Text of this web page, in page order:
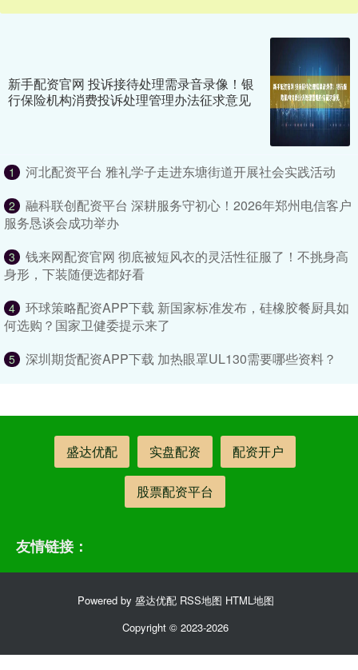
新手配资官网 投诉接待处理需录音录像！银
行保险机构消费投诉处理管理办法征求意见
1 河北配资平台 雅礼学子走进东塘街道开展社会实践活动
2
融科联创配资平台 深耕服务守初心！2026年郑州电信客户
服务恳谈会成功举办
3
钱来网配资官网 彻底被短风衣的灵活性征服了！不挑身高
身形，下装随便选都好看
4
环球策略配资APP下载 新国家标准发布，硅橡胶餐厨具如
何选购？国家卫健委提示来了
5 深圳期货配资APP下载 加热眼罩UL130需要哪些资料？
盛达优配 实盘配资 配资开户
股票配资平台
友情链接：
Powered by 盛达优配 RSS地图 HTML地图
Copyright © 2023-2026